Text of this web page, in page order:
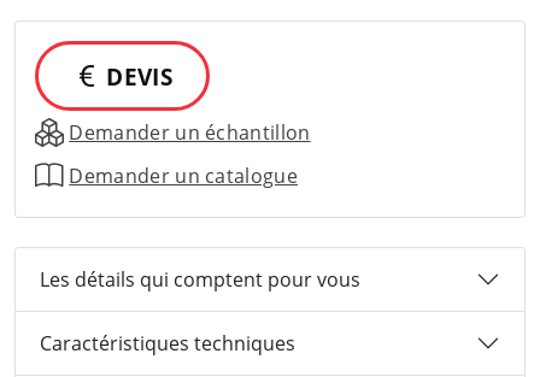
DEVIS
Demander un échantillon
Demander un catalogue
Les détails qui comptent pour vous
Caractéristiques techniques